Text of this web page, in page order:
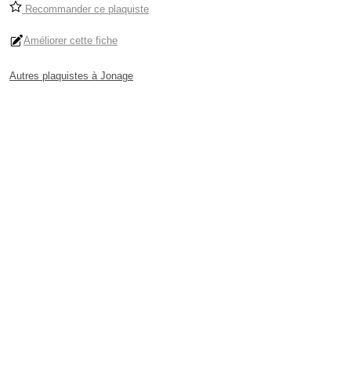
Recommander ce plaquiste
Améliorer cette fiche
Autres plaquistes à Jonage